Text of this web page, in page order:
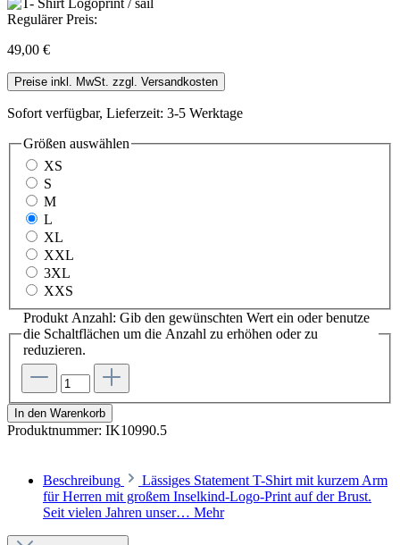
Regulärer Preis:
49,00 €
Preise inkl. MwSt. zzgl. Versandkosten
Sofort verfügbar, Lieferzeit: 3-5 Werktage
Größen auswählen
XS
S
M
L
XL
XXL
3XL
XXS
Produkt Anzahl: Gib den gewünschten Wert ein oder benutze
die Schaltflächen um die Anzahl zu erhöhen oder zu
reduzieren.
In den Warenkorb
Produktnummer: IK10990.5
Beschreibung
Lässiges Statement T-Shirt mit kurzem Arm
für Herren mit großem Inselkind-Logo-Print auf der Brust.
Seit vielen Jahren unser… Mehr